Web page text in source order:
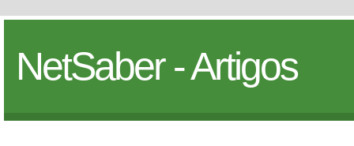
NetSaber - Artigos